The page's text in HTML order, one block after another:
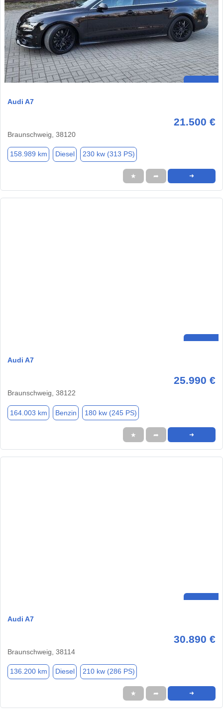
Audi A7
21.500 €
Braunschweig, 38120
158.989 km Diesel 230 kw (313 PS)
★ ➦ ➜
Audi A7
25.990 €
Braunschweig, 38122
164.003 km Benzin 180 kw (245 PS)
★ ➦ ➜
Audi A7
30.890 €
Braunschweig, 38114
136.200 km Diesel 210 kw (286 PS)
★ ➦ ➜